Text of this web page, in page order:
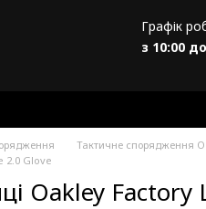
Графік
з 10:00
Тактичне спорядження
2.0 Glove
Oakley Factory